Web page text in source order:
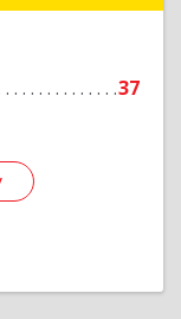
37